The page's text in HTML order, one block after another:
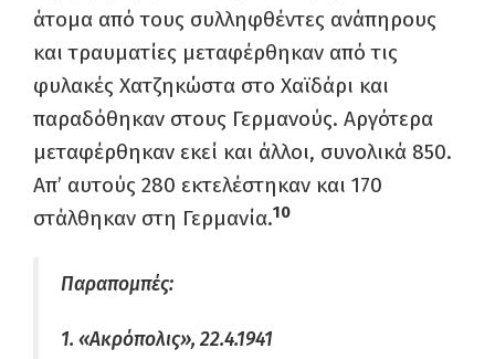
άτομα από τους συλληφθέντες ανάπηρους
και τραυματίες μεταφέρθηκαν από τις
φυλακές Χατζηκώστα στο Χαϊδάρι και
παραδόθηκαν στους Γερμανούς. Αργότερα
μεταφέρθηκαν εκεί και άλλοι, συνολικά 850.
Απ’ αυτούς 280 εκτελέστηκαν και 170
στάλθηκαν στη Γερμανία.10
Παραπομπές:
1. «Ακρόπολις», 22.4.1941